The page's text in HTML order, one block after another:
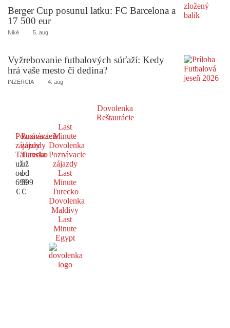
Berger Cup posunul latku: FC Barcelona a
17 500 eur
Niké 5. aug
Vyžrebovanie futbalových súťaží: Kedy
hrá vaše mesto či dedina?
INZERCIA 4. aug
Dovolenka
Reštaurácie
Poznávacie
zájazdy
Taliansko
už
od
699
€
Poznávacie
zájazdy
Turecko
už
od
599
€
Last
Minute
Dovolenka
Poznávacie
zájazdy
Last
Minute
Turecko
Dovolenka
Maldivy
Last
Minute
Egypt